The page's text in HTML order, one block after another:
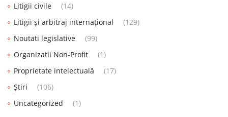
Litigii civile
(14)
Litigii și arbitraj internațional
(129)
Noutati legislative
(99)
Organizatii Non-Profit
(1)
Proprietate intelectuală
(17)
Știri
(106)
Uncategorized
(1)